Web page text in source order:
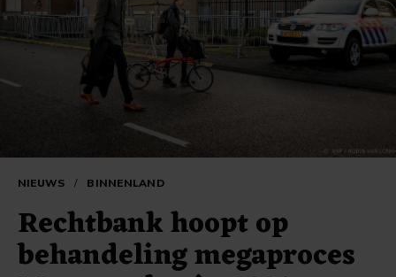
NIEUWS / BINNENLAND
Rechtbank hoopt op
behandeling megaproces